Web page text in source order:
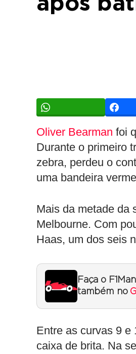
Oliver Bearman foi
Durante o primeiro
zebra, perdeu o
uma bandeira
Mais da metade da
Melbourne. Com
Haas, um dos seis
Faça o
também no
Entre as curvas 9 e
caixa de brita. Na